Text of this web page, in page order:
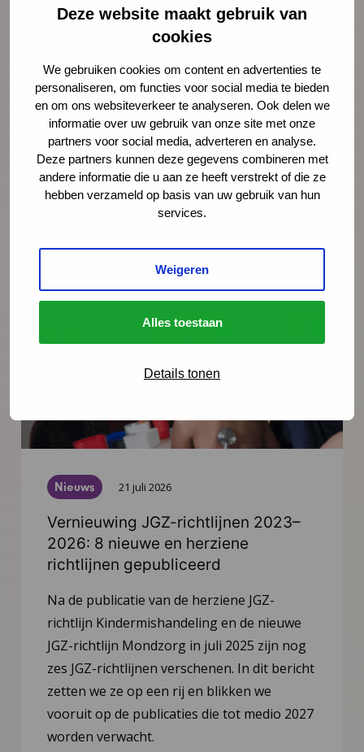
Deze website maakt gebruik van
cookies
We gebruiken cookies om content en advertenties te
personaliseren, om functies voor social media te bieden
en om ons websiteverkeer te analyseren. Ook delen we
informatie over uw gebruik van onze site met onze
partners voor social media, adverteren en analyse.
Deze partners kunnen deze gegevens combineren met
andere informatie die u aan ze heeft verstrekt of die ze
hebben verzameld op basis van uw gebruik van hun
services.
Weigeren
Alles toestaan
Details tonen
Nieuws 4 augustus 2026
ouders loopt alleen maar op
Juist op het moment dat ouders snakken
naar rust, staan ze er alleen voor. Schiet
hen te hulp, noteert Igor Ivakic, directeur-
bestuurder van het Nederlands Centrum
Jeugdgezondheid.
Lees meer
Nieuws 21 juli 2026
Vernieuwing JGZ-richtlijnen 2023–
2026: 8 nieuwe en herziene
richtlijnen gepubliceerd
Na de publicatie van de herziene JGZ-
richtlijn Kindermishandeling en de nieuwe
JGZ-richtlijn Mondzorg in juli 2025 zijn nog
zes JGZ-richtlijnen verschenen. In dit bericht
zetten we ze op een rij en blikken we
vooruit op de publicaties die tot medio 2027
worden verwacht.